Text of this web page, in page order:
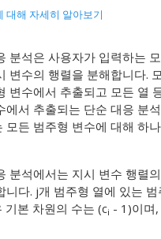
대해 자세히 알아보기
분석은 사용자가 입력하는
변수의 행렬을 분해합니다.
변수에서 추출되고 모든 열
에서 추출되는 단순 대응 분
모든 범주형 변수에 대해 하
분석에서는 지시 변수 행렬
니다. j개 범주형 열에 있는
기본 차원의 수는 (ci - 1)이며,